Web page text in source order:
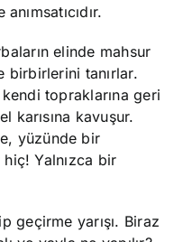
elinde mahsur
birbirlerini tanırlar.
kendi topraklarına geri
karısına kavuşur.
yüzünde bir
hiç! Yalnızca bir
geçirme yarışı. Biraz